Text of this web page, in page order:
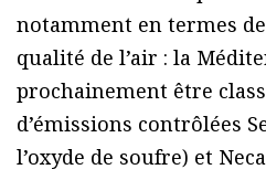
notamment en termes
qualité de l’air : la
prochainement être
d’émissions contrôlées
l’oxyde de soufre) et